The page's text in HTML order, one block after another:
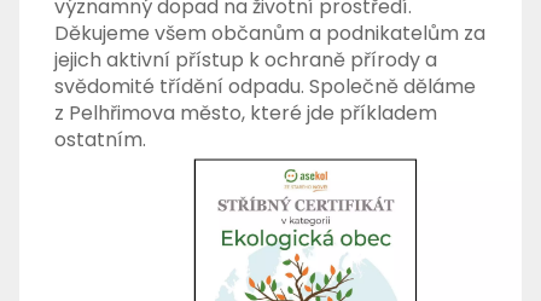
významný dopad na životní prostředí.
Děkujeme všem občanům a podnikatelům za
jejich aktivní přístup k ochraně přírody a
svědomité třídění odpadu. Společně děláme
z Pelhřimova město, které jde příkladem
ostatním.